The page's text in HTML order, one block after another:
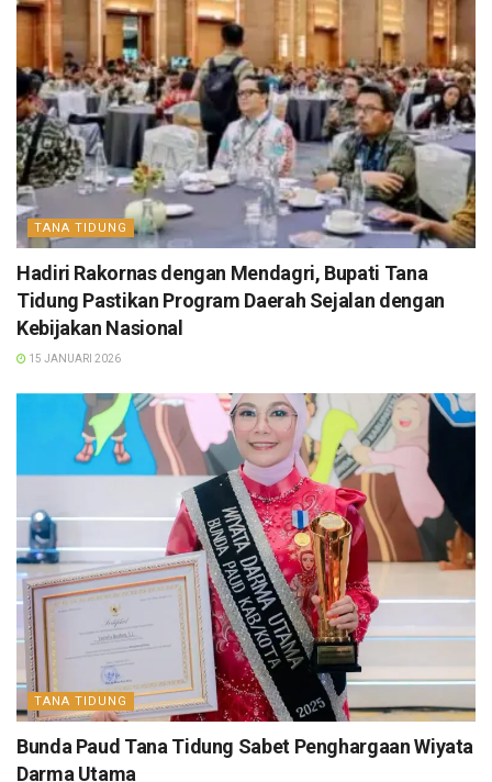
TANA TIDUNG
Hadiri Rakornas dengan Mendagri, Bupati Tana
Tidung Pastikan Program Daerah Sejalan dengan
Kebijakan Nasional
15 JANUARI 2026
TANA TIDUNG
Bunda Paud Tana Tidung Sabet Penghargaan Wiyata
Darma Utama